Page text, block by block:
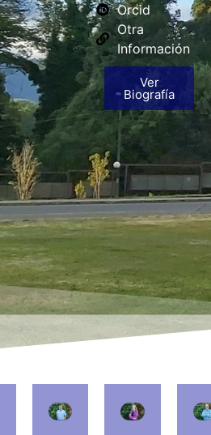
Orcid
Otra
Información
Ver
Biografía